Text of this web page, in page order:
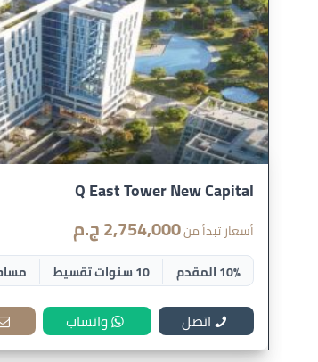
Q East Tower New Capital
أسعار تبدأ من2,754,000 ج.م
10% المقدم 10 سنوات تقسيط مساحة
اتصل واتساب